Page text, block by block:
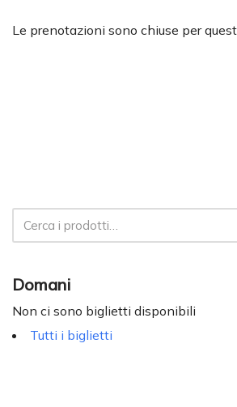
Le prenotazioni sono chiuse per
Domani
Non ci sono biglietti disponibili
Tutti i biglietti